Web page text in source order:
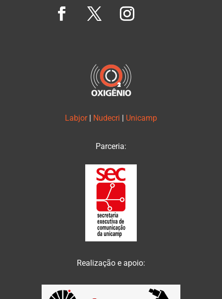
Labjor | Nudecri | Unicamp
Parceria:
Realização e apoio: